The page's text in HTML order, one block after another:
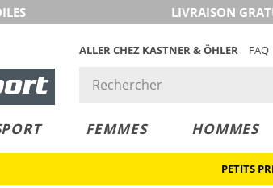
LIVRAISON
ALLER CHEZ KASTNER & ÖHLER FAQ
FEMMES HOMMES
PETITS